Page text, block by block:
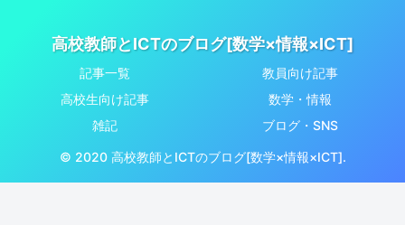
高校教師とICTのブログ[数学×情報×ICT]
記事一覧
教員向け記事
高校生向け記事
数学・情報
雑記
ブログ・SNS
© 2020 高校教師とICTのブログ[数学×情報×ICT].